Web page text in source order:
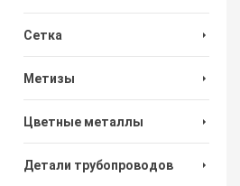
Сетка
Метизы
Цветные металлы
Детали трубопроводов